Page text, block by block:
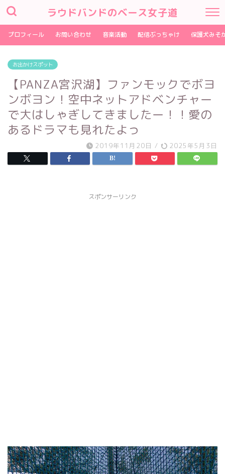
ラウドバンドのベース女子道
プロフィール お問い合わせ 音楽活動 配信ぶっちゃけ 保護犬みそ
お出かけスポット
【PANZA宮沢湖】ファンモックでボヨ
ンボヨン！空中ネットアドベンチャー
で大はしゃぎしてきましたー！！愛の
あるドラマも見れたよっ
2019年11月20日 / 2025年5月3日
スポンサーリンク